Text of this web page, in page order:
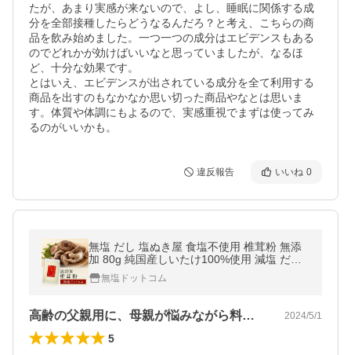
たが、あまり実感が来ないので、よし、睡眠に関係する成
分を全部接種したらどうなるんだろ？と考え、こちらの商
品を飲み始めました。一つ一つの成分はエビデンスもある
のでどれかが効けばいいなと思っていましたが、なるほ
ど、十分な効果です。
とはいえ、エビデンスが出されている成分を全て利用する
商品を出すのもなかなか思い切った商品やなとは思いま
す。体質や体調にもよるので、実感重視でまずは使ってみ
るのがいいかも。
違反報告 いいね 0
無塩 だし 塩ぬき屋 食塩不使用 椎茸粉 無添
加 80g 純国産しいたけ100%使用 減塩 だし
の素 国産 ギフト 父の日 父の日ギフト 父の
日プレゼント
無塩ドットコム
高齢の父親用に、母親が悩みながら料理を… 2024/5/1
5